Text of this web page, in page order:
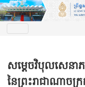
សម្តេចវិបុលសេនា
នៃព្រះរាជាណាច